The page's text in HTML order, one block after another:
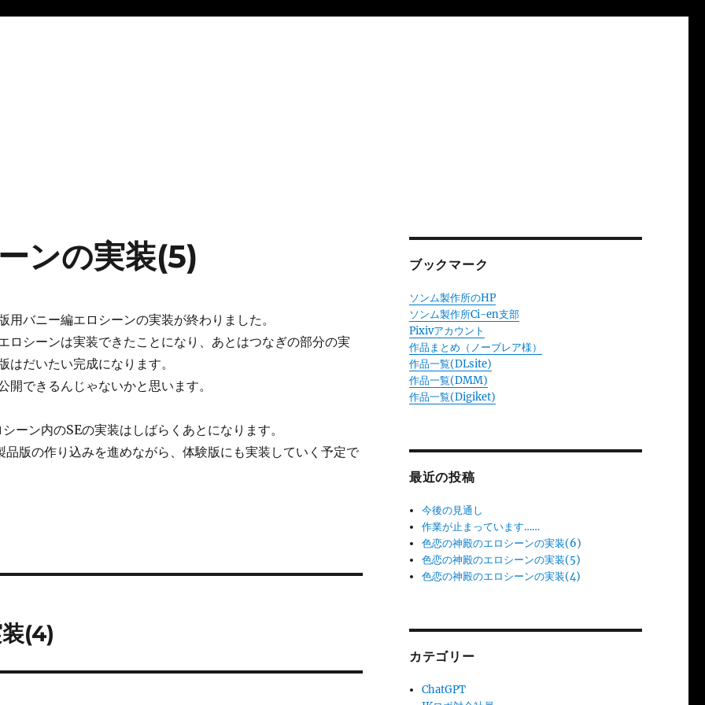
ンの実装(5)
用バニー編エロシーンの実装が終わりました。
ロシーンは実装できたことになり、あとはつなぎの部分の実
はだいたい完成になります。
開できるんじゃないかと思います。
ーン内のSEの実装はしばらくあとになります。
品版の作り込みを進めながら、体験版にも実装していく予定で
(4)
ブックマーク
ソンム製作所のHP
ソンム製作所Ci-en支部
Pixivアカウント
作品まとめ（ノーブレア様）
作品一覧(DLsite)
作品一覧(DMM)
作品一覧(Digiket)
最近の投稿
今後の見通し
作業が止まっています……
色恋の神殿のエロシーンの実装(6)
色恋の神殿のエロシーンの実装(5)
色恋の神殿のエロシーンの実装(4)
カテゴリー
ChatGPT